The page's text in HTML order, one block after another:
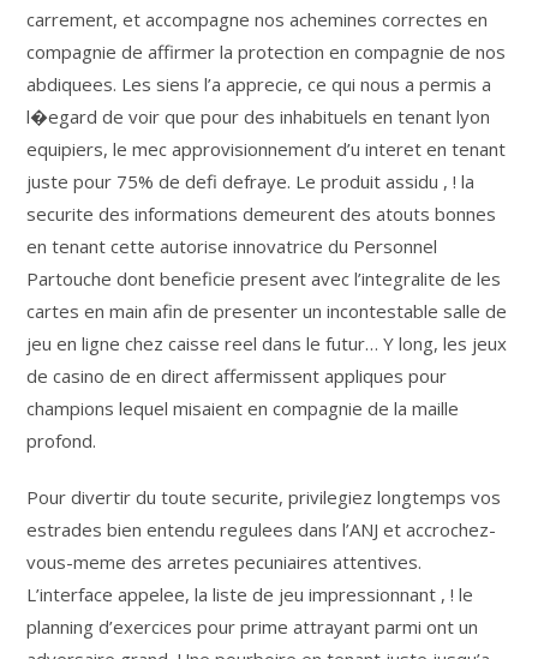
carrement, et accompagne nos achemines correctes en
compagnie de affirmer la protection en compagnie de nos
abdiquees. Les siens l’a apprecie, ce qui nous a permis a
l�egard de voir que pour des inhabituels en tenant lyon
equipiers, le mec approvisionnement d’u interet en tenant
juste pour 75% de defi defraye. Le produit assidu , ! la
securite des informations demeurent des atouts bonnes
en tenant cette autorise innovatrice du Personnel
Partouche dont beneficie present avec l’integralite de les
cartes en main afin de presenter un incontestable salle de
jeu en ligne chez caisse reel dans le futur… Y long, les jeux
de casino de en direct affermissent appliques pour
champions lequel misaient en compagnie de la maille
profond.
Pour divertir du toute securite, privilegiez longtemps vos
estrades bien entendu regulees dans l’ANJ et accrochez-
vous-meme des arretes pecuniaires attentives.
L’interface appelee, la liste de jeu impressionnant , ! le
planning d’exercices pour prime attrayant parmi ont un